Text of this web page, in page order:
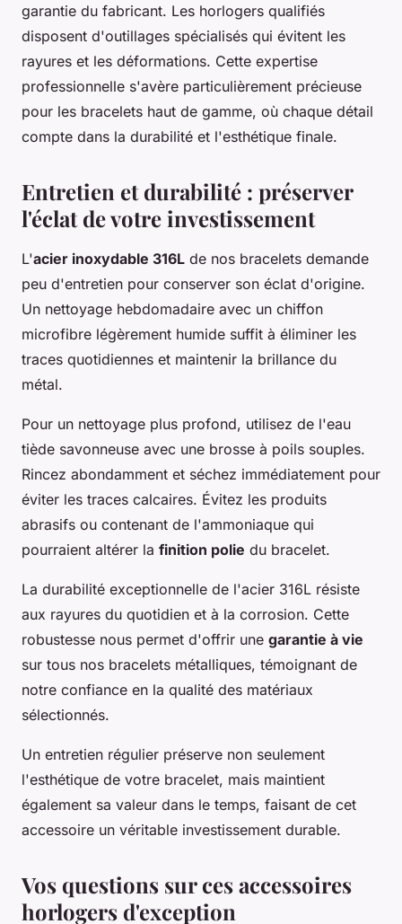
garantie du fabricant. Les horlogers qualifiés
disposent d'outillages spécialisés qui évitent les
rayures et les déformations. Cette expertise
professionnelle s'avère particulièrement précieuse
pour les bracelets haut de gamme, où chaque détail
compte dans la durabilité et l'esthétique finale.
Entretien et durabilité : préserver
l'éclat de votre investissement
L'acier inoxydable 316L de nos bracelets demande
peu d'entretien pour conserver son éclat d'origine.
Un nettoyage hebdomadaire avec un chiffon
microfibre légèrement humide suffit à éliminer les
traces quotidiennes et maintenir la brillance du
métal.
Pour un nettoyage plus profond, utilisez de l'eau
tiède savonneuse avec une brosse à poils souples.
Rincez abondamment et séchez immédiatement pour
éviter les traces calcaires. Évitez les produits
abrasifs ou contenant de l'ammoniaque qui
pourraient altérer la finition polie du bracelet.
La durabilité exceptionnelle de l'acier 316L résiste
aux rayures du quotidien et à la corrosion. Cette
robustesse nous permet d'offrir une garantie à vie
sur tous nos bracelets métalliques, témoignant de
notre confiance en la qualité des matériaux
sélectionnés.
Un entretien régulier préserve non seulement
l'esthétique de votre bracelet, mais maintient
également sa valeur dans le temps, faisant de cet
accessoire un véritable investissement durable.
Vos questions sur ces accessoires
horlogers d'exception